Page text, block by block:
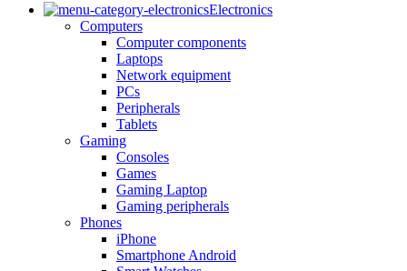
Electronics
Computers
Computer components
Laptops
Network equipment
PCs
Peripherals
Tablets
Gaming
Consoles
Games
Gaming Laptop
Gaming peripherals
Phones
iPhone
Smartphone Android